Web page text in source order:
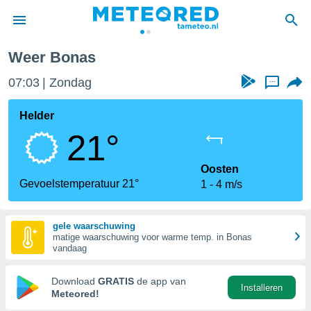
door
verstrekte
hoge
hebt de
voor
op basis
Weer Bonas
07:03 Zondag ...
Helder
21°
Gevoelstemperatuur 21°
Oosten
1
4 m/s
gele waarschuwing
matige waarschuwing voor warme temp. in Bonas
vandaag
Download GRATIS de app van
Meteored!
Installeren